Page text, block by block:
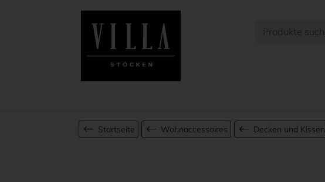
Startseite Wohnaccessoires Decken und Kissen